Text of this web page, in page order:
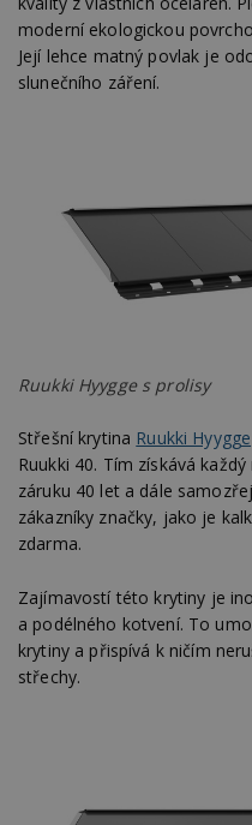
moderní ekologickou
Její lehce matný povlak je
slunečního záření.
Ruukki Hyygge s prolisy
Střešní krytina Ruukki Hyygge
Ruukki 40. Tím získává
záruku 40 let a dále
zákazníky značky, jako je
zdarma.
Zajímavostí této krytiny je
a podélného kotvení. To
krytiny a přispívá k ničím
střechy.